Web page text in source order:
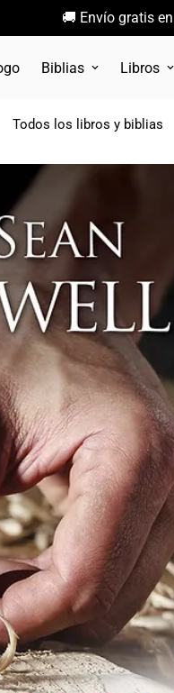
🚚 Envío gratis
Biblias Libros
Todos los libros y biblias